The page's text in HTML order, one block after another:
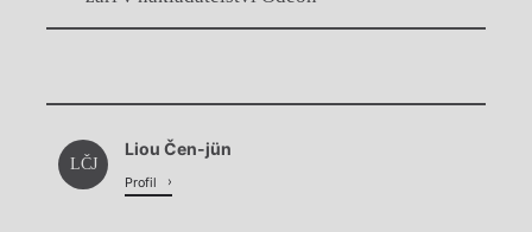
Chviličku.
Načítá se.
LČJ
Liou Čen-jün
Profil